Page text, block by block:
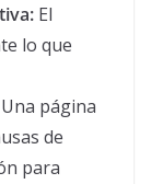
El
lo que
Una página
de
para